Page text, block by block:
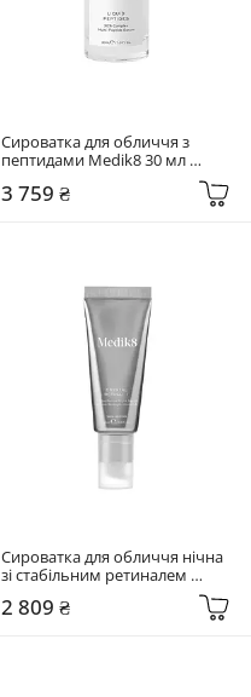
Сироватка для обличчя з
пептидами Medik8 30 мл
3 759 ₴
Сироватка для обличчя нічна
зі стабільним ретиналем
Retinal 1
2 809 ₴